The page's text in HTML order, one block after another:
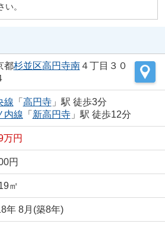
。
都杉並区高円寺南４丁目３０
線 「 高円寺」駅 徒歩3分
内線 「 新高円寺」駅 徒歩12分
万円
円
㎡
年 8月(築8年)